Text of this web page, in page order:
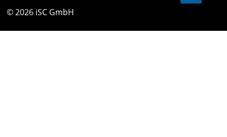
© 2026 iSC GmbH